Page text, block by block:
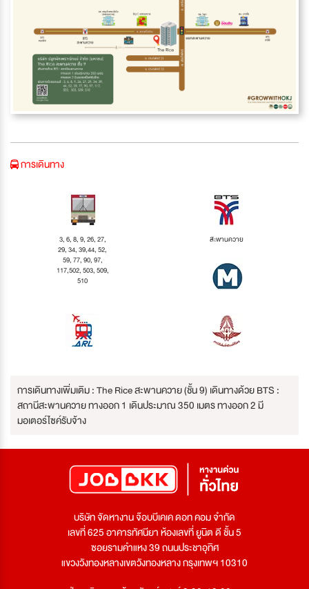
การเดินทาง
3, 6, 8, 9, 26, 27,
29, 34, 39,44, 52,
59, 77, 90, 97,
117,502, 503, 509,
510
สะพานควาย
การเดินทางเพิ่มเติม : The Rice สะพานควาย (ชั้น 9) เดินทางด้วย BTS :
สถานีสะพานควาย ทางออก 1 เดินประมาณ 350 เมตร ทางออก 2 มี
มอเตอร์ไซค์รับจ้าง
บริษัท จัดหางาน จ๊อบบีเคเค ดอท คอม จำกัด
เลขที่ 625 อาคารทัศนียา ห้องเลขที่ ยูนิต ดี ชั้น 5
ซอยรามคำแหง 39 ถนนประชาอุทิศ
แขวงวังทองหลางเขตวังทองหลาง กรุงเทพฯ 10310